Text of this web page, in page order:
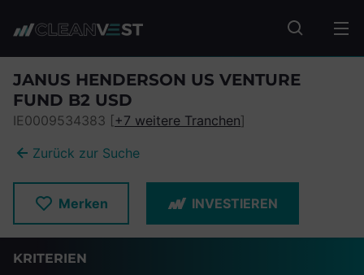
Fonds
JANUS HENDERSON US VENTURE
FUND B2 USD
IE0009534383 [+7 weitere Tranchen]
Zurück zur Suche
Merken INVESTIEREN
KRITERIEN